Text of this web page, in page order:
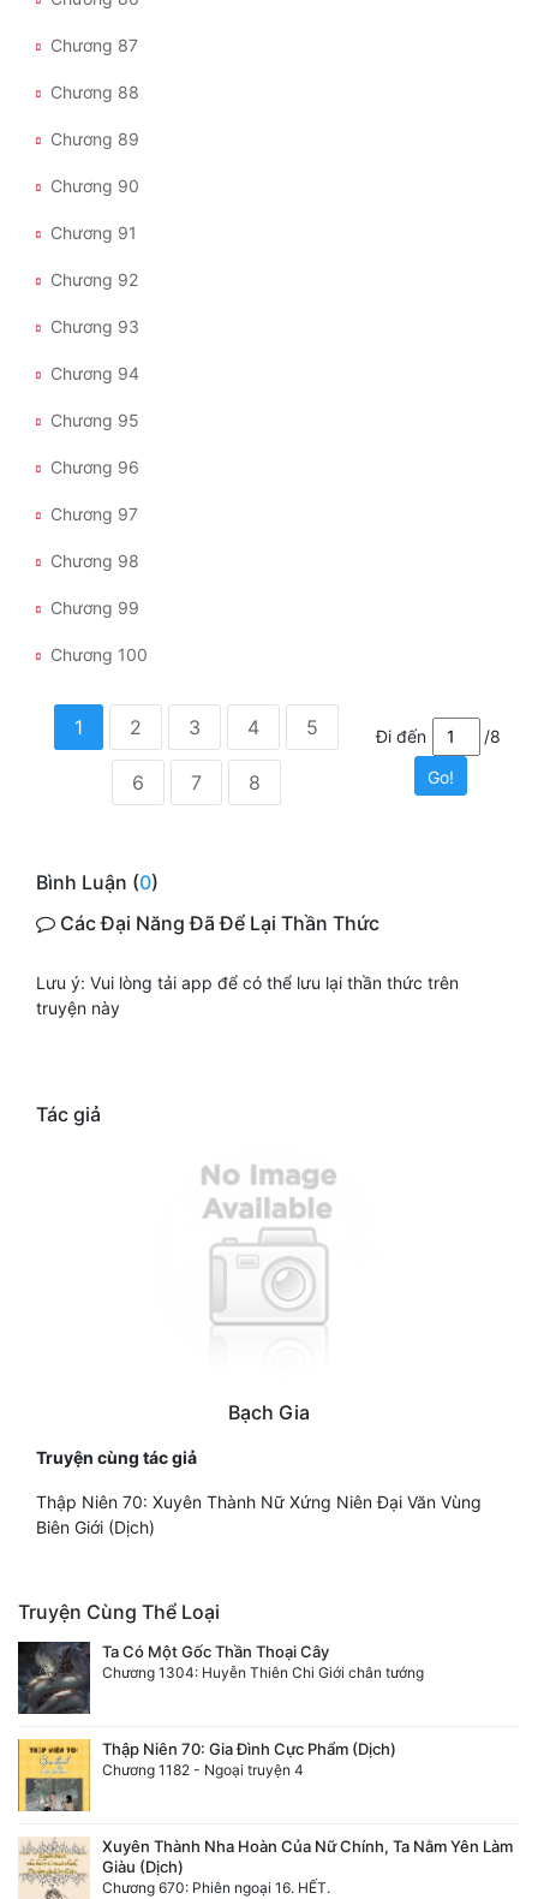
Chương 87
Chương 88
Chương 89
Chương 90
Chương 91
Chương 92
Chương 93
Chương 94
Chương 95
Chương 96
Chương 97
Chương 98
Chương 99
Chương 100
1 2 3 4 5
6 7 8
Đi đến
/8
Go!
Bình Luận (0)
Các Đại Năng Đã Để Lại Thần Thức
Lưu ý: Vui lòng tải app để có thể lưu lại thần thức trên
truyện này
Tác giả
Bạch Gia
Truyện cùng tác giả
Thập Niên 70: Xuyên Thành Nữ Xứng Niên Đại Văn Vùng
Biên Giới (Dịch)
Truyện Cùng Thể Loại
Ta Có Một Gốc Thần Thoại Cây
Chương 1304: Huyễn Thiên Chi Giới chân tướng
Thập Niên 70: Gia Đình Cực Phẩm (Dịch)
Chương 1182 - Ngoại truyện 4
Xuyên Thành Nha Hoàn Của Nữ Chính, Ta Nằm Yên Làm
Giàu (Dịch)
Chương 670: Phiên ngoại 16. HẾT.